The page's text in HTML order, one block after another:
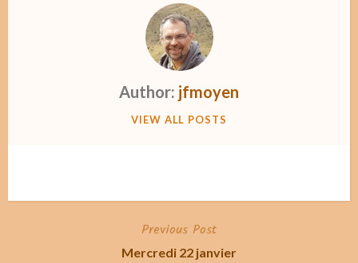
Author: jfmoyen
VIEW ALL POSTS
Previous Post
Mercredi 22 janvier